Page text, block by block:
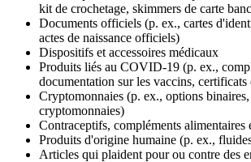
kit de crochetage, skimmers de carte
Documents officiels (p. ex., cartes
actes de naissance officiels)
Dispositifs et accessoires médicaux
Produits liés au COVID-19 (p. ex.,
documentation sur les vaccins,
Cryptomonnaies (p. ex., options
cryptomonnaies)
Contraceptifs, compléments alimentaires
Produits d'origine humaine (p. ex.,
Articles qui plaident pour ou contre des